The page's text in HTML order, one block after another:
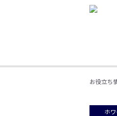
お役立ち
ホ